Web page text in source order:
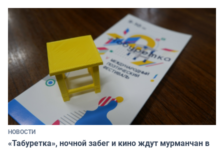
НОВОСТИ
«Табуретка», ночной забег и кино ждут мурманчан в